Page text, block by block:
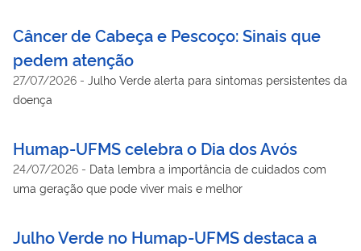
Câncer de Cabeça e Pescoço: Sinais que
pedem atenção
27/07/2026 - Julho Verde alerta para sintomas persistentes da
doença
Humap-UFMS celebra o Dia dos Avós
24/07/2026 - Data lembra a importância de cuidados com
uma geração que pode viver mais e melhor
Julho Verde no Humap-UFMS destaca a